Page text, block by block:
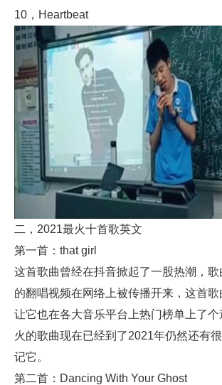
10，Heartbeat
二，2021最火十首歌英文
第一首：that girl
这首歌曲曾经在抖音掀起了一股热潮，
的翻唱视频在网络上被传播开来，这首歌
让它也在各大音乐平台上热门榜单上了
火的歌曲现在已经到了2021年仍然还有
记它。
第二首：Dancing With Your Ghost